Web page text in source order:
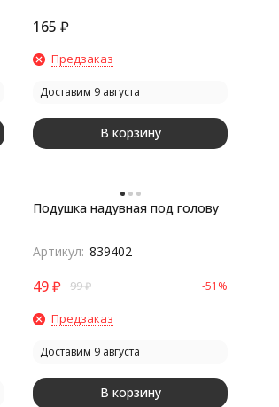
165 ₽
Предзаказ
Доставим 9 августа
В корзину
Подушка надувная под голову
Артикул: 839402
49₽ 99₽ -51%
Предзаказ
Доставим 9 августа
В корзину